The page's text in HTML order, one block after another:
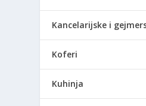
Kancelarijske i
Koferi
Kuhinja